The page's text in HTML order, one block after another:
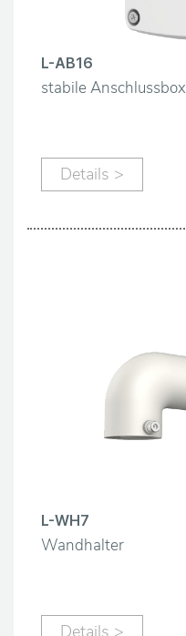
L-AB16
stabile Anschlussbox
Details >
L-WH7
Wandhalter
Details >